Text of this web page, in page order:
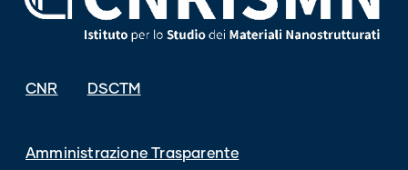
CNR DSCTM
Amministrazione Trasparente